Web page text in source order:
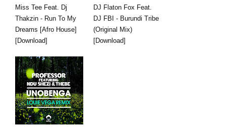
Miss Tee Feat. Dj
Thakzin - Run To My
Dreams [Afro House]
[Download]
DJ Flaton Fox Feat.
DJ FBI - Burundi Tribe
(Original Mix)
[Download]